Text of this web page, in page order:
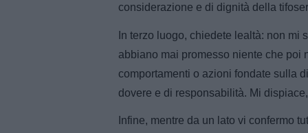
considerazione e di dignità della
In terzo luogo, chiedete lealtà: non mi
abbiano mai promesso niente che poi
comportamenti o azioni fondate sulla
dovere e di responsabilità. Mi
Infine, mentre da un lato vi confermo